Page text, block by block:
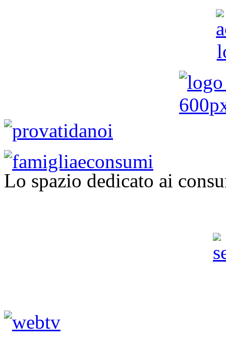
Lo spazio dedicato ai